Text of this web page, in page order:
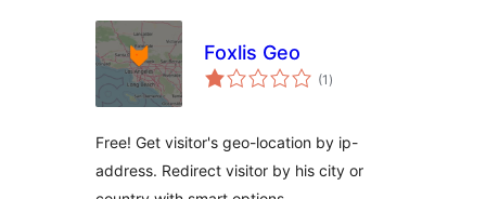
Foxlis Geo
(1 puntuacions
totals
)
Free! Get visitor's geo-location by ip-
address. Redirect visitor by his city or